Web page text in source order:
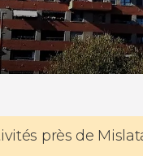
près de